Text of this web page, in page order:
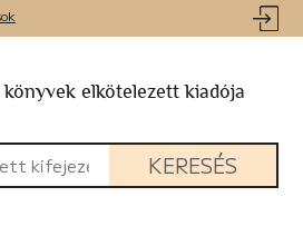
könyvek elkötelezett kiadója
KERESÉS